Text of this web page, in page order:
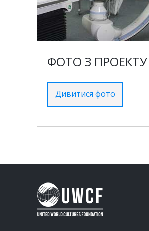
ФОТО З ПРОЕКТУ
Дивитися фото